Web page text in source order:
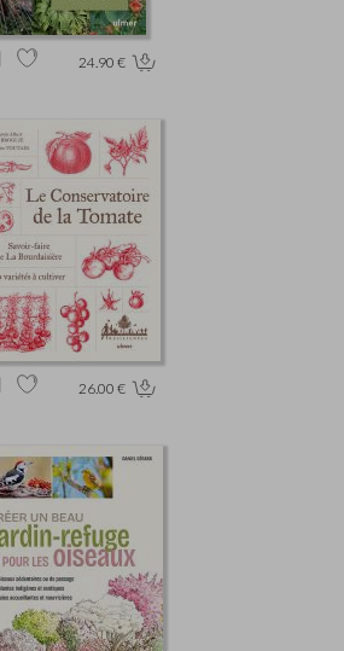
24.90 €
26.00 €